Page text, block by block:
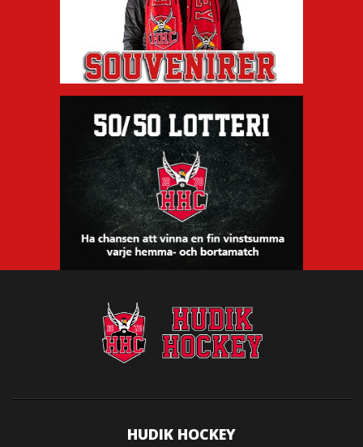
HUDIK HOCKEY